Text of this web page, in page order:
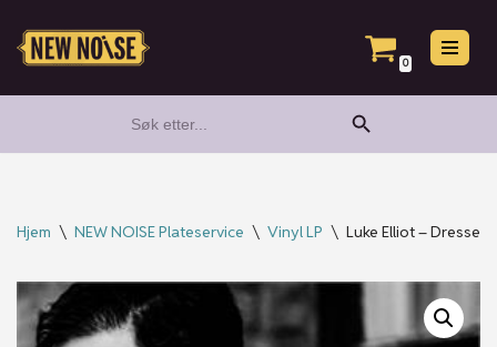
Hopp
0
for:
Search Button
Hjem \ NEW NOISE Plateservice \ Vinyl LP \ Luke Elliot – Dressed